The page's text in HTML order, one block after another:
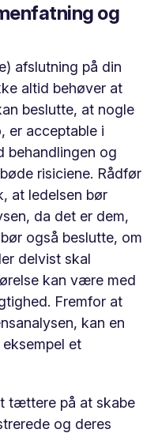
og
afslutning på din
altid behøver at
beslutte, at nogle
er acceptable i
behandlingen og
risiciene. Rådfør
at ledelsen bør
da det er dem,
også beslutte, om
delvist skal
kan være med
Fremfor at
kan en
et
tættere på at skabe
og deres